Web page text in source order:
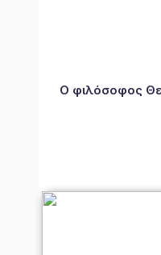
Ο φιλόσοφος